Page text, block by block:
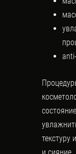
текстуру